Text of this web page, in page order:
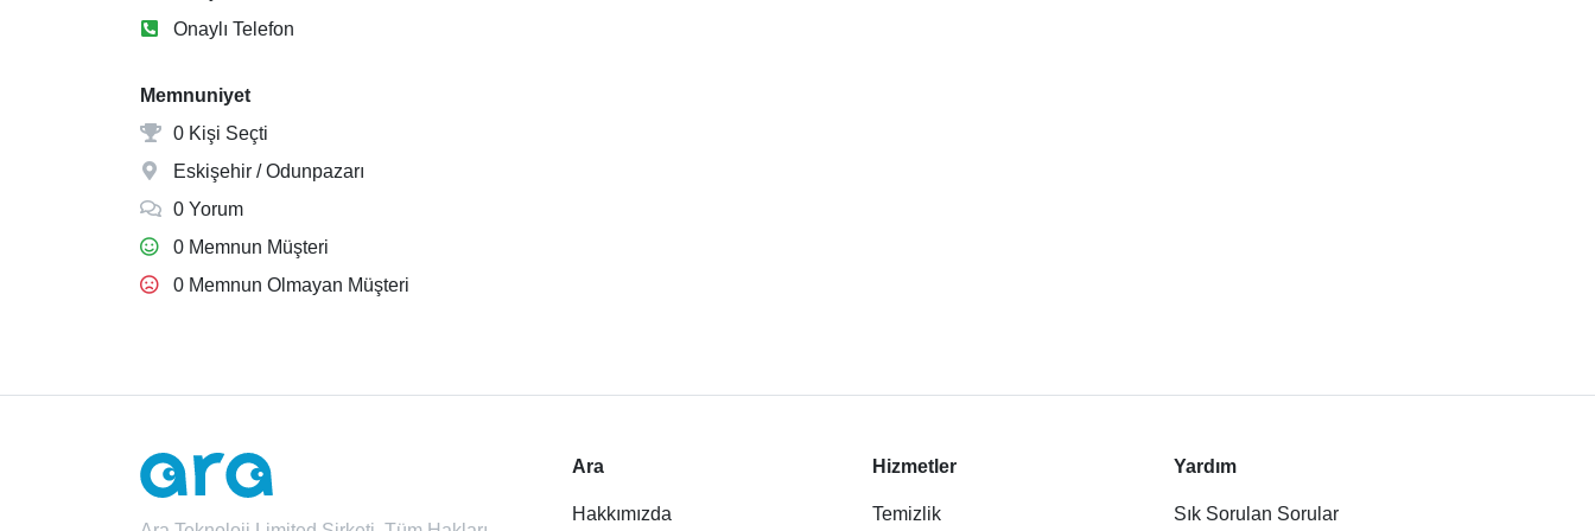
Onaylı Telefon
Memnuniyet
0 Kişi Seçti
Eskişehir / Odunpazarı
0 Yorum
0 Memnun Müşteri
0 Memnun Olmayan Müşteri
Ara
Hakkımızda
Hizmetler
Temizlik
Yardım
Sık Sorulan Sorular